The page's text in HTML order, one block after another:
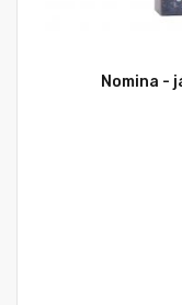
Nomina -